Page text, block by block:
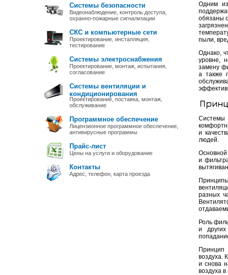
Системы безопасности
Видеонаблюдение, контроль доступа,
охранно-пожарные сигнализации
СКС и компьютерные сети
Проектирование, инсталляция,
тестирование
Системы электроснабжения
Проектирование, монтаж, испытания,
согласование
Системы вентиляции и
кондиционирования
Проектирование, поставка, монтаж,
обслуживание
Программное обеспечение
Лицензионное программное обеспечение,
антивирусные программы
Прайс-лист
Цены на услуги и оборудование
Контакты
Адрес, телефон, карта проезда
Одним
обязаны
пыли,
Однако,
уровне,
замену
а также
Системы
и
людей.
и
разных
Роль
и
Принцип
воздуха.
и снова
воздуха